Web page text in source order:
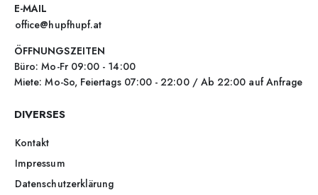
E-MAIL
office@hupfhupf.at
ÖFFNUNGSZEITEN
Büro: Mo-Fr 09:00 - 14:00
Miete: Mo-So, Feiertags 07:00 - 22:00 / Ab 22:00 auf Anfrage
DIVERSES
Kontakt
Impressum
Datenschutzerklärung